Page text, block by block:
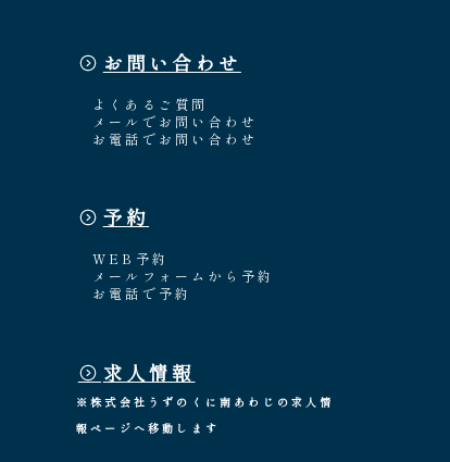
お問い合わせ
よくあるご質問
メールでお問い合わせ
お電話でお問い合わせ
予約
WEB予約
メールフォームから予約
お電話で予約
求人情報
※株式会社うずのくに南あわじの求人情
報ページへ移動します